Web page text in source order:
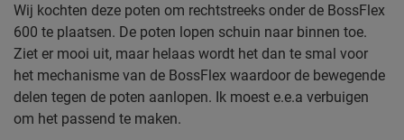
Wij kochten deze poten om rechtstreeks onder de BossFlex
600 te plaatsen. De poten lopen schuin naar binnen toe.
Ziet er mooi uit, maar helaas wordt het dan te smal voor
het mechanisme van de BossFlex waardoor de bewegende
delen tegen de poten aanlopen. Ik moest e.e.a verbuigen
om het passend te maken.